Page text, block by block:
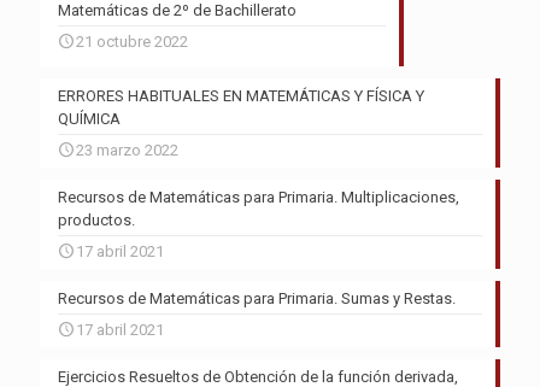
Matemáticas de 2º de Bachillerato
21 octubre 2022
ERRORES HABITUALES EN MATEMÁTICAS Y FÍSICA Y
QUÍMICA
23 marzo 2022
Recursos de Matemáticas para Primaria. Multiplicaciones,
productos.
17 abril 2021
Recursos de Matemáticas para Primaria. Sumas y Restas.
17 abril 2021
Ejercicios Resueltos de Obtención de la función derivada,